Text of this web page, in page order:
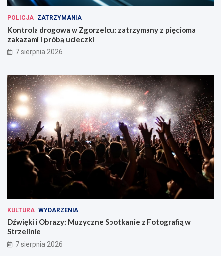
POLICJA ZATRZYMANIA
Kontrola drogowa w Zgorzelcu: zatrzymany z pięcioma
zakazami i próbą ucieczki
7 sierpnia 2026
KULTURA WYDARZENIA
Dźwięki i Obrazy: Muzyczne Spotkanie z Fotografią w
Strzelinie
7 sierpnia 2026